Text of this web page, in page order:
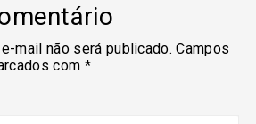
mail não será publicado. Campos
com *